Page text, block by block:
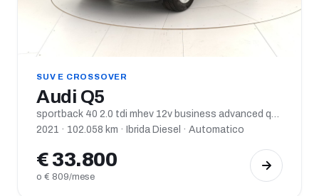
SUV E CROSSOVER
Audi Q5
2021 · 102.058 km · Ibrida Diesel · Automatico
€ 33.800
o € 809/mese